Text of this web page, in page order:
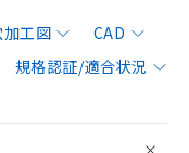
工図
CAD
規格認証/適合状況